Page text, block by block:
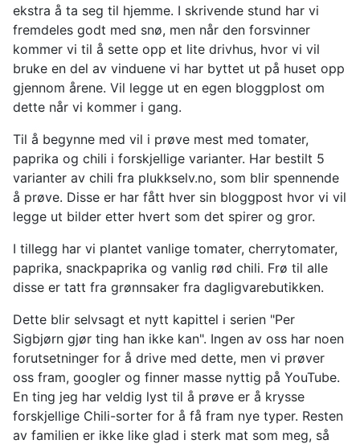
ekstra å ta seg til hjemme. I skrivende stund har vi
fremdeles godt med snø, men når den forsvinner
kommer vi til å sette opp et lite drivhus, hvor vi vil
bruke en del av vinduene vi har byttet ut på huset opp
gjennom årene. Vil legge ut en egen bloggplost om
dette når vi kommer i gang.
Til å begynne med vil i prøve mest med tomater,
paprika og chili i forskjellige varianter. Har bestilt 5
varianter av chili fra plukkselv.no, som blir spennende
å prøve. Disse er har fått hver sin bloggpost hvor vi vil
legge ut bilder etter hvert som det spirer og gror.
I tillegg har vi plantet vanlige tomater, cherrytomater,
paprika, snackpaprika og vanlig rød chili. Frø til alle
disse er tatt fra grønnsaker fra dagligvarebutikken.
Dette blir selvsagt et nytt kapittel i serien "Per
Sigbjørn gjør ting han ikke kan". Ingen av oss har noen
forutsetninger for å drive med dette, men vi prøver
oss fram, googler og finner masse nyttig på YouTube.
En ting jeg har veldig lyst til å prøve er å krysse
forskjellige Chili-sorter for å få fram nye typer. Resten
av familien er ikke like glad i sterk mat som meg, så